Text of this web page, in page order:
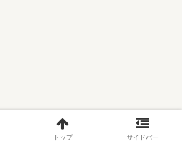
トップ サイドバー